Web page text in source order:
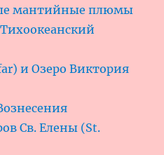
мантийные плюмы
и Озеро Виктория
Св. Елены (St.